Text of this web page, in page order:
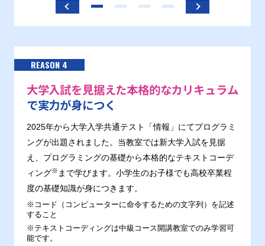
REASON 4
大学入試を見据えた本格的なカリキュラム
で実力が身につく
2025年から大学入学共通テスト「情報」にてプログラミ
ングが出題されました。当教室では新大学入試を見据
え、プログラミングの基礎から本格的なテキストコーデ
ィング※ まで学びます。小学生のお子様でも高校卒業程
度の基礎知識が身につきます。
※コード（コンピューターに命令するための文字列）を記述
すること
※テキストコーディングは中級コース開講教室でのみ学習可
能です。